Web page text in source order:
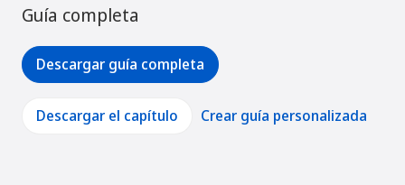
Guía completa
Descargar guía completa
Descargar el capítulo Crear guía personalizada